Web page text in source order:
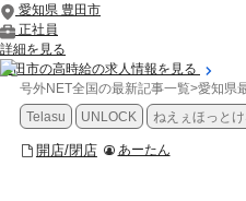
愛知県 豊田市
正社員
詳細を見る
豊田市の高時給の求人情報を見る
号外NET全国の最新記事一覧>愛知県
Telasu
UNLOCK ねえぇほっとけ
開店/閉店 あーたん